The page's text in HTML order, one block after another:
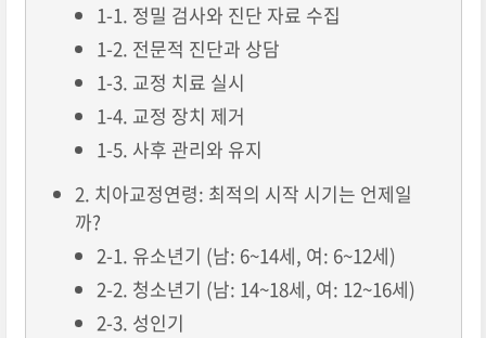
1-1. 정밀 검사와 진단 자료 수집
1-2. 전문적 진단과 상담
1-3. 교정 치료 실시
1-4. 교정 장치 제거
1-5. 사후 관리와 유지
2. 치아교정연령: 최적의 시작 시기는 언제일
까?
2-1. 유소년기 (남: 6~14세, 여: 6~12세)
2-2. 청소년기 (남: 14~18세, 여: 12~16세)
2-3. 성인기